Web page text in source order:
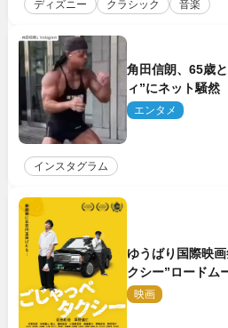
ディズニー クラシック 音楽
角田信朗、65歳
ィ”にネット騒
エンタメ
インスタグラム
ゆうばり国際映
クシー”ロードム
ー』10月公開＆予
映画